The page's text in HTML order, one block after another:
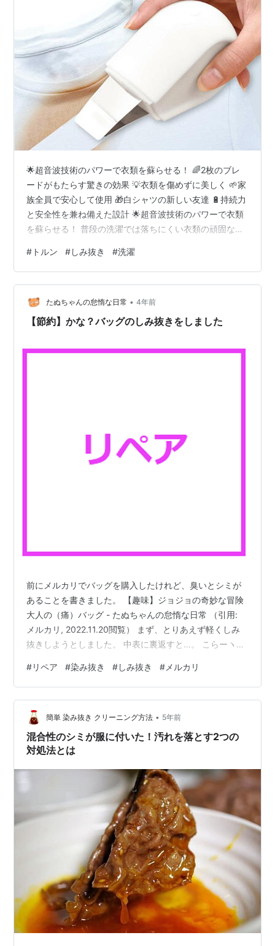
🌟超音波技術のパワーで衣類を蘇らせる！ 🌈2枚のブレ
ードがもたらす驚きの効果 💡衣類を傷めずに美しく 🌱家
族全員で安心して使用 🎁白シャツの新しい友達 🔋持続力
と安全性を兼ね備えた設計 🌟超音波技術のパワーで衣類
を蘇らせる！ 普段の洗濯では落ちにくい衣類の頑固な汚
🤔 「トルン」のワイドW超音波ブレードを使用すれば、
お家で簡単に衣類のシミを効率よく洗浄できます。これ
はまさに、洗濯の新時代の幕開けです！🎉 🌈2枚のブレ
ードがもたらす驚きの効果 「トルン」は、幅広ヘッドと
角度の違う2枚のブレードを採用。これにより、広い範囲
# トルン #しみ抜き #洗濯
たぬちゃんの怠惰な日常 • 4年前
【節約】かな？バッグのしみ抜きをしました
前にメルカリでバッグを購入したけれど、臭いとシミが
あることを書きました。 【趣味】ジョジョの奇妙な冒険
大人の（痛）バッグ - たぬちゃんの怠惰な日常 （引用:
メルカリ, 2022.11.20閲覧） まず、とりあえず軽くしみ
抜きしようとしました。 中表に裏返すと…。 こらーヽ
らかじめ質問したけど、中古のにおいくらいと言ってい
ました。 そっかなー、なんか化粧品みたいな臭いするけ
ど・・・。 でもね、怒ってないよ（そんなには）。 臭い
も、シミの状態も、感じ方には個人差があるからです。
以前、香水の臭いは、どうしても取れなくて、バッグを
捨て…
#リペア #染み抜き #しみ抜き # メルカリ
簡単 染み抜き クリーニング方法 • 5年前
混合性のシミが服に付いた！汚れを落とす2つの
対処法とは